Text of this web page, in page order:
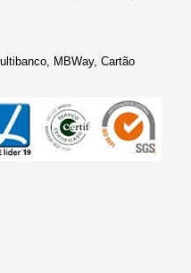
MBWay, Cartão